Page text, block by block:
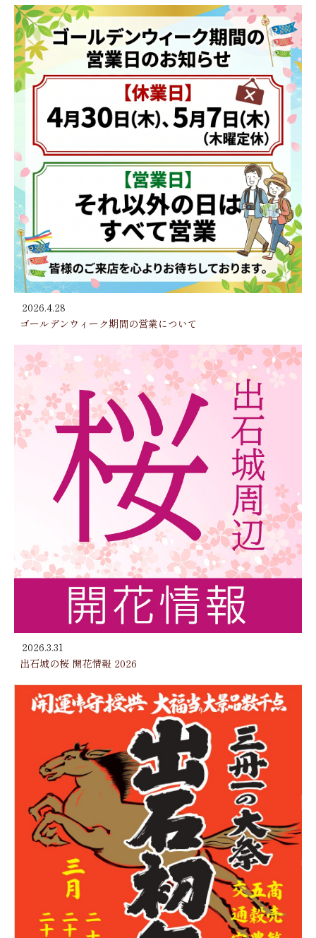
2026.4.28
ゴールデンウィーク期間の営業について
2026.3.31
出石城の桜 開花情報 2026